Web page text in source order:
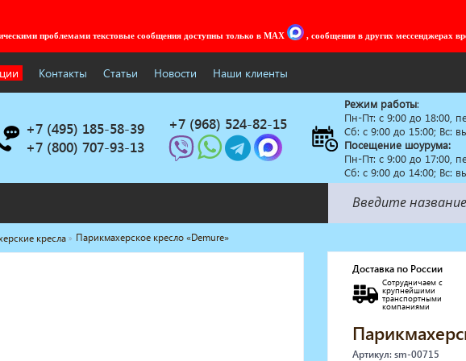
проблемами текстовые сообщения доступны только в MAX , сообщения в других мессенджерах
Контакты Статьи Новости Наши клиенты
+7 (495) 185-58-39
+7 (800) 707-93-13
+7 (968) 524-82-15
Режим работы:
Пн-Пт: c 9:00 до 18:00,
Сб: с 9:00 до 15:00; Вс:
Посещение шоурума:
Пн-Пт: c 9:00 до 17:00,
Сб: с 9:00 до 14:00; Вс:
Солярии
Мебель в стиле Лофт
Доставка за один день
кресла Парикмахерское кресло «Demure»
Доставка по России
Сотрудничаем с
крупнейшими
транспортными
компаниями
Артикул: sm-00715